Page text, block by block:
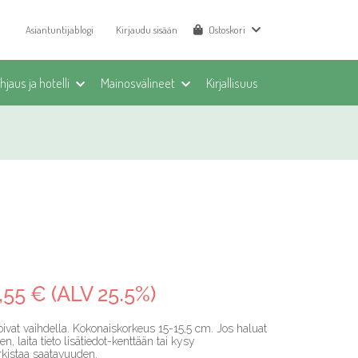
Asiantuntijablogi Kirjaudu sisään Ostoskori
ja hotelli Mainosvälineet Kirjallisuus
€ (ALV 25.5%)
vaihdella. Kokonaiskorkeus 15-15,5 cm. Jos haluat
laita tieto lisätiedot-kenttään tai kysy
saatavuuden.